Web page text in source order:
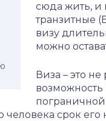
сюда жить, и
транзитные
визу
можно
Виза – это
человека срок